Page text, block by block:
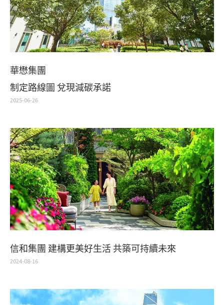
華懋集團
制定路線圖 兌現減碳承諾
2025-06-26
信和集團 建構更美好生活 共築可持續未來
2024-08-16